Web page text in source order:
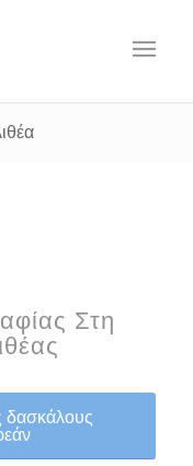
Στη
δασκάλους